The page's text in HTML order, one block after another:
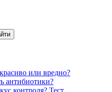
или вредно?
антибиотики?